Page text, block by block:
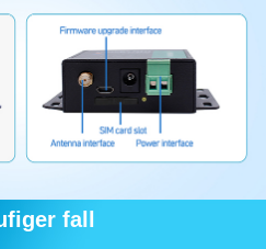
fall